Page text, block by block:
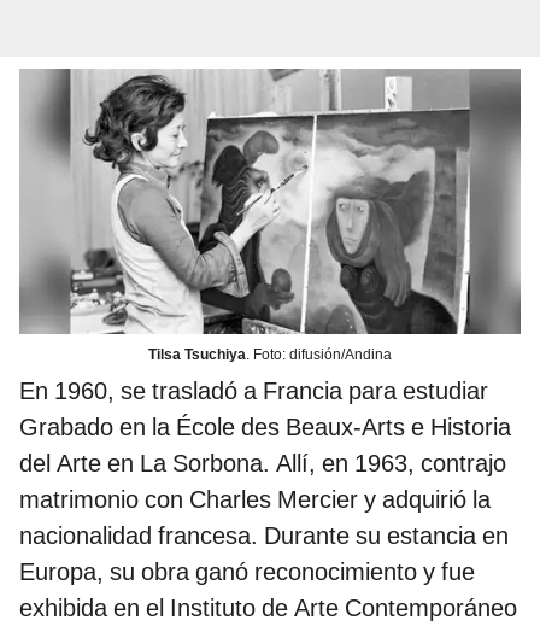
Tilsa Tsuchiya. Foto: difusión/Andina
En 1960, se trasladó a Francia para estudiar
Grabado en la École des Beaux-Arts e Historia
del Arte en La Sorbona. Allí, en 1963, contrajo
matrimonio con Charles Mercier y adquirió la
nacionalidad francesa. Durante su estancia en
Europa, su obra ganó reconocimiento y fue
exhibida en el Instituto de Arte Contemporáneo